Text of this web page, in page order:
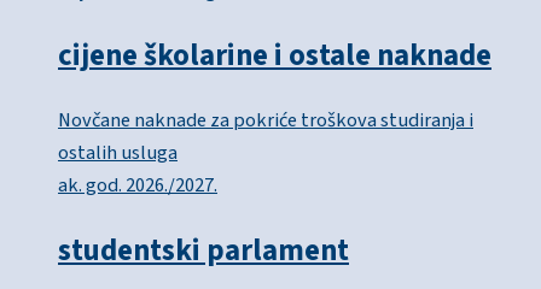
cijene školarine i ostale naknade
Novčane naknade za pokriće troškova studiranja i
ostalih usluga
ak. god. 2026./2027.
studentski parlament